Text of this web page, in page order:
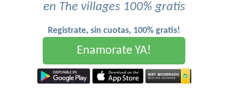
en The villages 100% gratis
Registrate, sin cuotas, 100% gratis!
Enamorate YA!